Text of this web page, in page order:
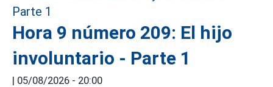
Hora 9 número 209: El hijo
involuntario - Parte 1
| 05/08/2026 - 20:00